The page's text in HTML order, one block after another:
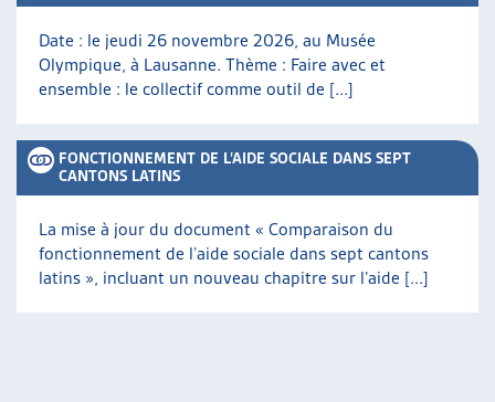
Date : le jeudi 26 novembre 2026, au Musée
Olympique, à Lausanne. Thème : Faire avec et
ensemble : le collectif comme outil de [...]
FONCTIONNEMENT DE L’AIDE SOCIALE DANS SEPT
CANTONS LATINS
La mise à jour du document « Comparaison du
fonctionnement de l’aide sociale dans sept cantons
latins », incluant un nouveau chapitre sur l’aide [...]